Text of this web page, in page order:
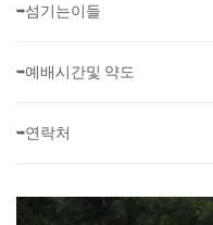
➥섬기는이들
➥예배시간및 약도
➥연락처